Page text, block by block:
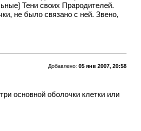
Тени своих Прародителей.
не было связано с ней. Звено,
Добавлено: 05 янв 2007, 20:58
основной оболочки клетки или